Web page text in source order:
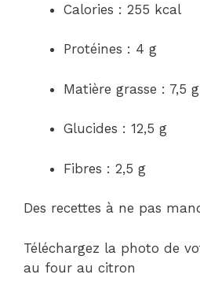
Calories : 255 kcal
Protéines : 4 g
Matière grasse : 7,5 g
Glucides : 12,5 g
Fibres : 2,5 g
Des recettes à ne pas
Téléchargez la photo de
au four au citron